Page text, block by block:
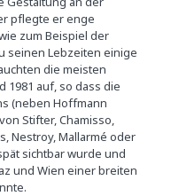
pflegte er enge
zum Beispiel der
seinen Lebzeiten einige
die meisten
1981 auf, so dass die
(neben Hoffmann
Stifter, Chamisso,
Nestroy, Mallarmé oder
sichtbar wurde und
und Wien einer breiten